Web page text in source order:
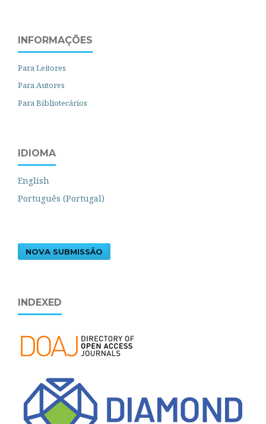
INFORMAÇÕES
Para Leitores
Para Autores
Para Bibliotecários
IDIOMA
English
Português (Portugal)
NOVA SUBMISSÃO
INDEXED